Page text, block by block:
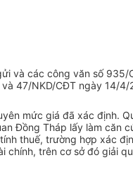
và các công văn số
47/NKD/CĐT ngày 14/
mức giá đã xác định.
Đồng Tháp lấy làm căn
thuế, trường hợp xác
trên cơ sở đó giải